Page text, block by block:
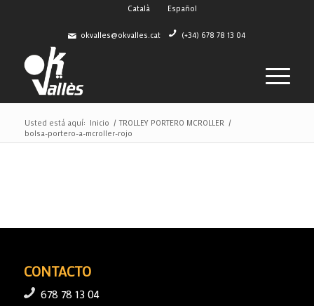
Català Español
okvalles@okvalles.cat (+34) 678 78 13 04
Usted está aquí: Inicio / TROLLEY PORTERO MCROLLER /
bolsa-portero-a-mcroller-rojo
CONTACTO
678 78 13 04